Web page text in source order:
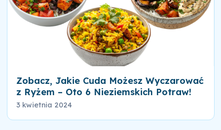
Zobacz, Jakie Cuda Możesz Wyczarować
z Ryżem – Oto 6 Nieziemskich Potraw!
3 kwietnia 2024